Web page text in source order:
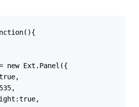
new Ext.Panel({